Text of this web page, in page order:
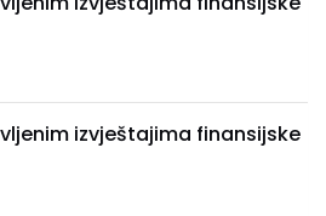
izvještajima finansijske